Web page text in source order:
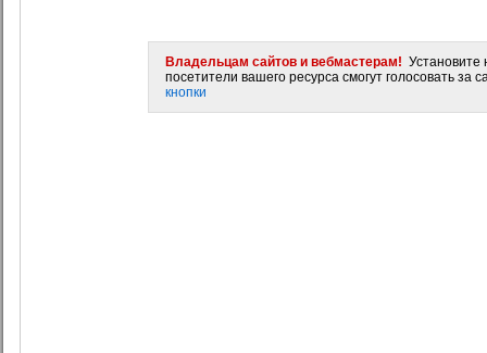
Владельцам сайтов и вебмастерам! Установите
посетители вашего ресурса смогут голосовать за
кнопки